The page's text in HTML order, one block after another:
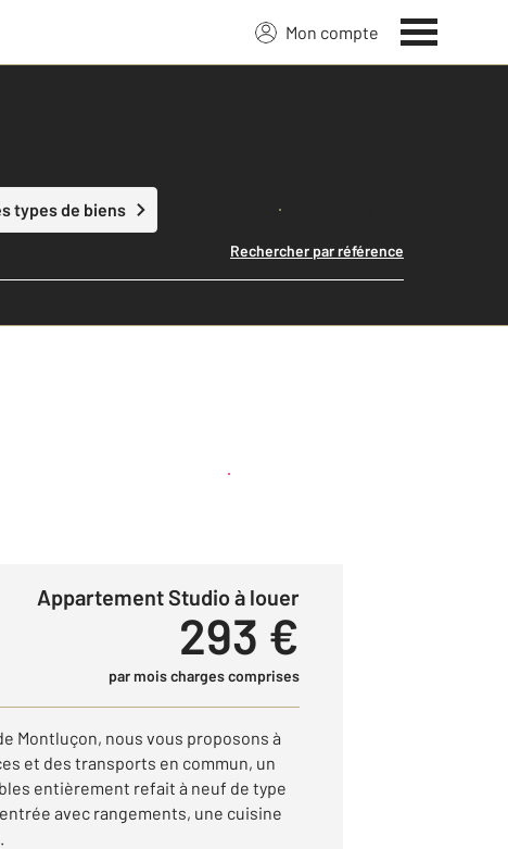
Mon compte
types de biens Lancer ma recherche
Rechercher par référence
Créer une alerte
Appartement Studio à louer
293 €
par mois charges comprises
Montluçon, nous vous proposons à
et des transports en commun, un
entièrement refait à neuf de type
avec rangements, une cuisine